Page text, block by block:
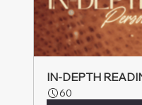
IN-DEPTH
60